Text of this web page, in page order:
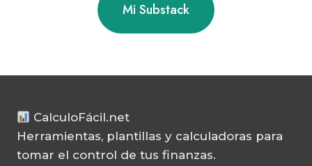
Mi Substack
CalculoFácil.net
Herramientas, plantillas y calculadoras para
tomar el control de tus finanzas.